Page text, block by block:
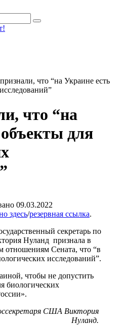
что “на Украине есть
что “на
для
09.03.2022
здесь/резервная ссылка.
секретарь по
Нуланд признала в
Сената, что “в
исследований”.
чтобы не допустить
биологических
США Виктория
Нуланд.